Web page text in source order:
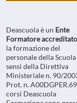
Deascuola è un Ente
Formatore accreditato
la formazione del
personale della Scuola
sensi della Direttiva
Ministeriale n. 90/
Prot. n.
corsi Deascuola